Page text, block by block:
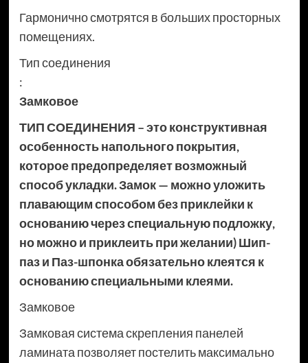
Гармонично смотрятся в больших просторных
помещениях.
Тип соединения
:
Замковое
ТИП СОЕДИНЕНИЯ – это конструктивная
особенность напольного покрытия,
которое предопределяет возможный
способ укладки. Замок — можно уложить
плавающим способом без приклейки к
основанию через специальную подложку,
но можно и приклеить при желании) Шип-
паз и Паз-шпонка обязательно клеятся к
основанию специальными клеями.
Замковое
Замковая система скрепления панелей
ламината позволяет постелить максимально